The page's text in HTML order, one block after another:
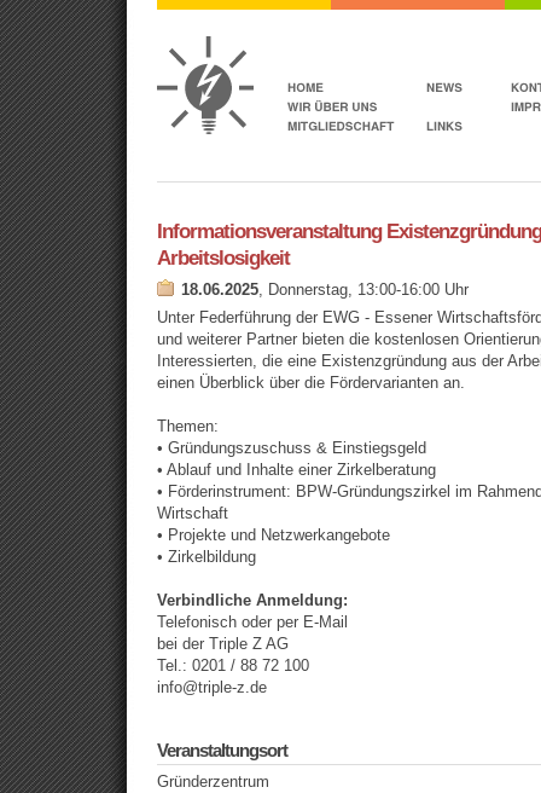
Informationsveranstaltung
Arbeitslosigkeit
18.06.2025 , Donnerstag, 13:00-16:00 Uhr
Unter Federführung der EWG - Essener
und weiterer Partner bieten die kostenlosen
Interessierten, die eine Existenzgründung aus der
einen Überblick über die Fördervarianten an.
Themen:
• Gründungszuschuss & Einstiegsgeld
• Ablauf und Inhalte einer Zirkelberatung
• Förderinstrument: BPW-Gründungszirkel im
Wirtschaft
• Projekte und Netzwerkangebote
• Zirkelbildung
Verbindliche Anmeldung:
Telefonisch oder per E-Mail
bei der Triple Z AG
Tel.: 0201 / 88 72 100
info@triple-z.de
Veranstaltungsort
Gründerzentrum